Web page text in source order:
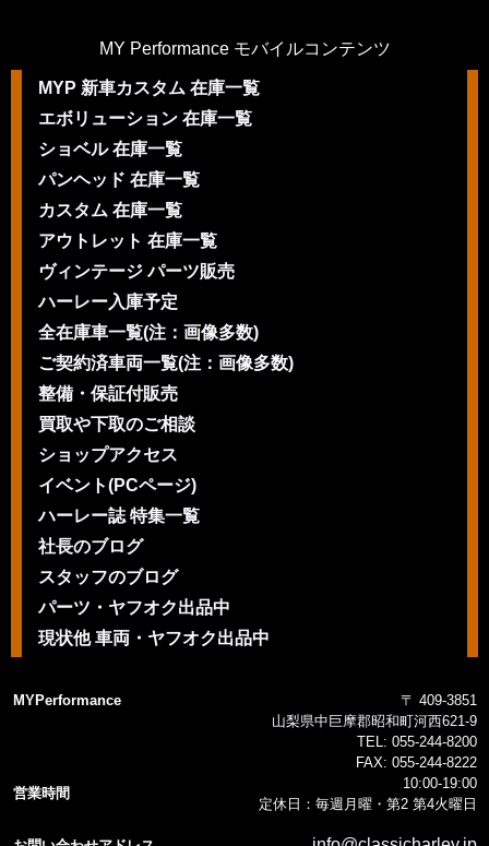
MY Performance モバイルコンテンツ
MYP 新車カスタム 在庫一覧
エボリューション 在庫一覧
ショベル 在庫一覧
パンヘッド 在庫一覧
カスタム 在庫一覧
アウトレット 在庫一覧
ヴィンテージ パーツ販売
ハーレー入庫予定
全在庫車一覧(注：画像多数)
ご契約済車両一覧(注：画像多数)
整備・保証付販売
買取や下取のご相談
ショップアクセス
イベント(PCページ)
ハーレー誌 特集一覧
社長のブログ
スタッフのブログ
パーツ・ヤフオク出品中
現状他 車両・ヤフオク出品中
MYPerformance
〒 409-3851
山梨県中巨摩郡昭和町河西621-9
TEL: 055-244-8200
FAX: 055-244-8222
営業時間
10:00-19:00
定休日：毎週月曜・第2 第4火曜日